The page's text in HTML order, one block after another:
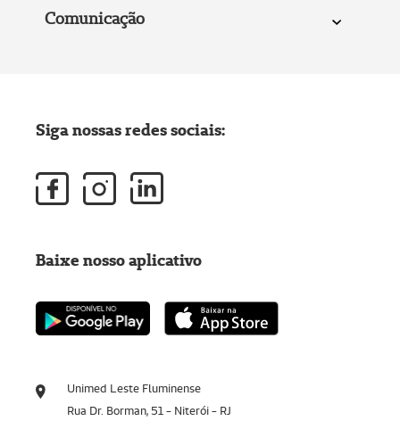
Comunicação
Unimed Leste Fluminense
Rua Dr. Borman, 51 - Niterói - RJ
Siga nossas redes sociais:
Baixe nosso aplicativo